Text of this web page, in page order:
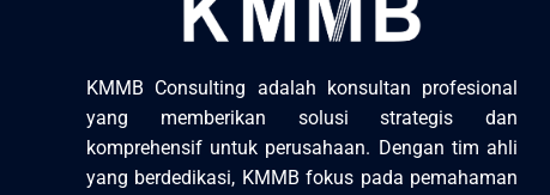
KMMB Consulting adalah konsultan profesional
yang memberikan solusi strategis dan
komprehensif untuk perusahaan. Dengan tim ahli
yang berdedikasi, KMMB fokus pada pemahaman